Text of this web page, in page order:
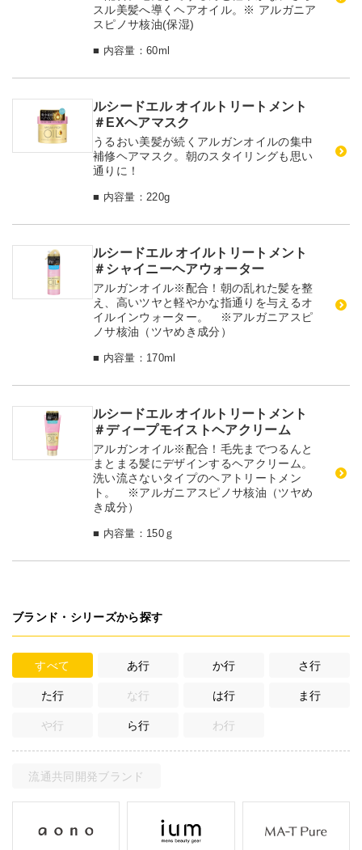
スル美髪へ導くヘアオイル。※ アルガニア
スピノサ核油(保湿)
■ 内容量：60ml
ルシードエル オイルトリートメント
＃EXヘアマスク
うるおい美髪が続くアルガンオイルの集中
補修ヘアマスク。朝のスタイリングも思い
通りに！
■ 内容量：220g
ルシードエル オイルトリートメント
＃シャイニーヘアウォーター
アルガンオイル※配合！朝の乱れた髪を整
え、高いツヤと軽やかな指通りを与えるオ
イルインウォーター。 ※アルガニアスピ
ノサ核油（ツヤめき成分）
■ 内容量：170ml
ルシードエル オイルトリートメント
＃ディープモイストヘアクリーム
アルガンオイル※配合！毛先までつるんと
まとまる髪にデザインするヘアクリーム。
洗い流さないタイプのヘアトリートメン
ト。 ※アルガニアスピノサ核油（ツヤめ
き成分）
■ 内容量：150ｇ
ブランド・シリーズから探す
すべて あ行 か行 さ行
た行 な行 は行 ま行
や行 ら行 わ行
流通共同開発ブランド